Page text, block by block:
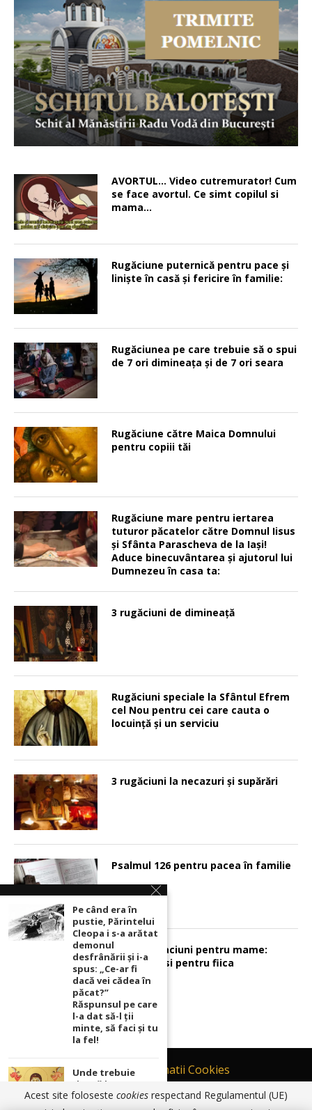
AVORTUL… Video cutremurator! Cum
se face avortul. Ce simt copilul si
mama…
Rugăciune puternică pentru pace şi
linişte în casă şi fericire în familie:
Rugăciunea pe care trebuie să o spui
de 7 ori dimineața și de 7 ori seara
Rugăciune către Maica Domnului
pentru copiii tăi
Rugăciune mare pentru iertarea
tuturor păcatelor către Domnul Iisus
şi Sfânta Parascheva de la Iaşi!
Aduce binecuvântarea şi ajutorul lui
Dumnezeu în casa ta:
3 rugăciuni de dimineață
Rugăciuni speciale la Sfântul Efrem
cel Nou pentru cei care cauta o
locuinţă şi un serviciu
3 rugăciuni la necazuri și supărări
Psalmul 126 pentru pacea în familie
Sunt 2 rugaciuni pentru mame:
pentru fiu si pentru fiica
Contact
Informatii Cookies
Politică de Confidențialitate
Pe când era în
pustie, Părintelui
Cleopa i s-a arătat
demonul
desfrânării şi i-a
spus: „Ce-ar fi
dacă vei cădea în
păcat?”
Răspunsul pe care
l-a dat să-l ții
minte, să faci și tu
la fel!
Unde trebuie
ținută icoana cu
Maica Domnului
Acest site foloseste cookies respectand Regulamentul (UE)